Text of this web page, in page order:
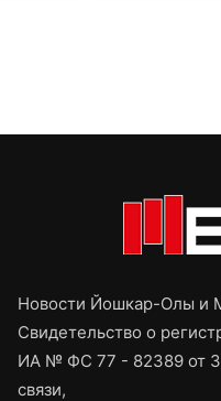
Новости Йошкар-Олы и
Свидетельство о
ИА № ФС 77 - 82389 от
связи,